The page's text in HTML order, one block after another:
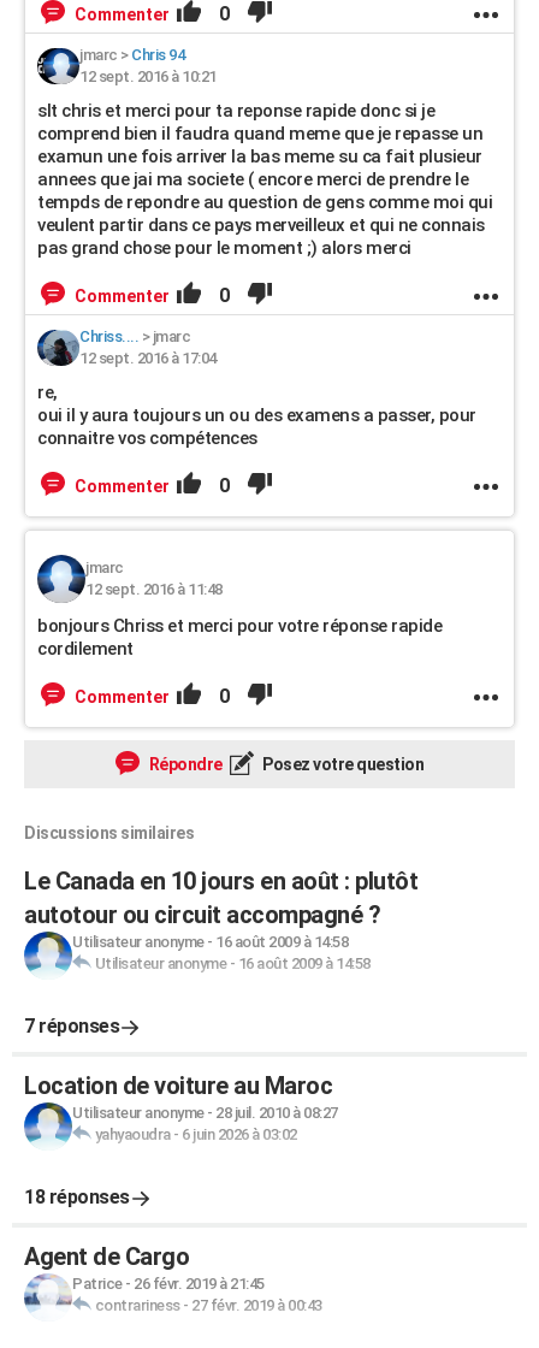
Commenter 0
jmarc > Chris 94
12 sept. 2016 à 10:21
slt chris et merci pour ta reponse rapide donc si je
comprend bien il faudra quand meme que je repasse un
examun une fois arriver la bas meme su ca fait plusieur
annees que jai ma societe ( encore merci de prendre le
tempds de repondre au question de gens comme moi qui
veulent partir dans ce pays merveilleux et qui ne connais
pas grand chose pour le moment ;) alors merci
Commenter 0
Chriss.... > jmarc
12 sept. 2016 à 17:04
re,
oui il y aura toujours un ou des examens a passer, pour
connaitre vos compétences
Commenter 0
jmarc
12 sept. 2016 à 11:48
bonjours Chriss et merci pour votre réponse rapide
cordilement
Commenter 0
Répondre Posez votre question
Discussions similaires
Le Canada en 10 jours en août : plutôt
autotour ou circuit accompagné ?
Utilisateur anonyme- 16 août 2009 à 14:58
Utilisateur anonyme- 16 août 2009 à 14:58
7 réponses
Location de voiture au Maroc
Utilisateur anonyme- 28 juil. 2010 à 08:27
yahyaoudra- 6 juin 2026 à 03:02
18 réponses
Agent de Cargo
Patrice- 26 févr. 2019 à 21:45
contrariness- 27 févr. 2019 à 00:43